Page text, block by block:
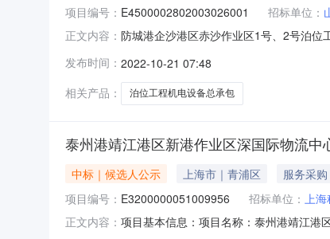
项目编号： E4500002802003026001 招标单位：
正文内容： 防城港企沙港区赤沙作业区1号、2号泊
递交时间:未上传,投标人名称:中交第一航
发布时间： 2022-10-21 07:48
相关产品：
泊位工程机电设备总承包
泰州港靖江港区新港作业区深国际物流
中标｜候选人公示 上海市｜青浦区
服务采购
项目编号： E3200000051009956 招标单位： 上
正文内容： 项目基本信息：项目名称：泰州港靖江港